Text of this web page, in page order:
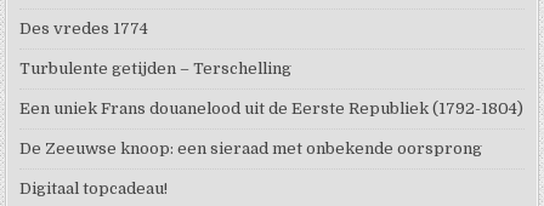
Des vredes 1774
Turbulente getijden – Terschelling
Een uniek Frans douanelood uit de Eerste Republiek (1792-1804)
De Zeeuwse knoop: een sieraad met onbekende oorsprong
Digitaal topcadeau!